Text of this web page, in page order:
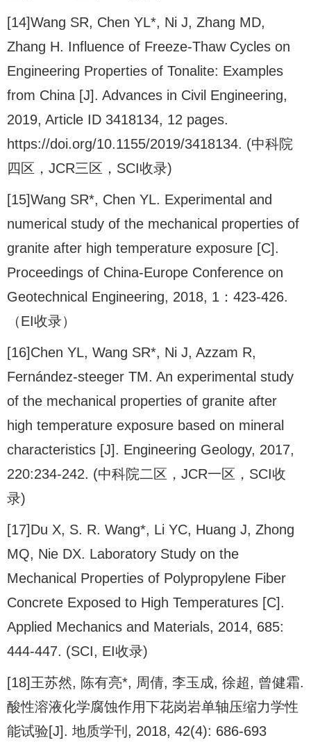
[14]Wang SR, Chen YL*, Ni J, Zhang MD,
Zhang H. Influence of Freeze-Thaw Cycles on
Engineering Properties of Tonalite: Examples
from China [J]. Advances in Civil Engineering,
2019, Article ID 3418134, 12 pages.
https://doi.org/10.1155/2019/3418134. (中科院
四区，JCR三区，SCI收录)
[15]Wang SR*, Chen YL. Experimental and
numerical study of the mechanical properties of
granite after high temperature exposure [C].
Proceedings of China-Europe Conference on
Geotechnical Engineering, 2018, 1：423-426.
（EI收录）
[16]Chen YL, Wang SR*, Ni J, Azzam R,
Fernández-steeger TM. An experimental study
of the mechanical properties of granite after
high temperature exposure based on mineral
characteristics [J]. Engineering Geology, 2017,
220:234-242. (中科院二区，JCR一区，SCI收
录)
[17]Du X, S. R. Wang*, Li YC, Huang J, Zhong
MQ, Nie DX. Laboratory Study on the
Mechanical Properties of Polypropylene Fiber
Concrete Exposed to High Temperatures [C].
Applied Mechanics and Materials, 2014, 685:
444-447. (SCI, EI收录)
[18]王苏然, 陈有亮*, 周倩, 李玉成, 徐超, 曾健霜.
酸性溶液化学腐蚀作用下花岗岩单轴压缩力学性
能试验[J]. 地质学刊, 2018, 42(4): 686-693